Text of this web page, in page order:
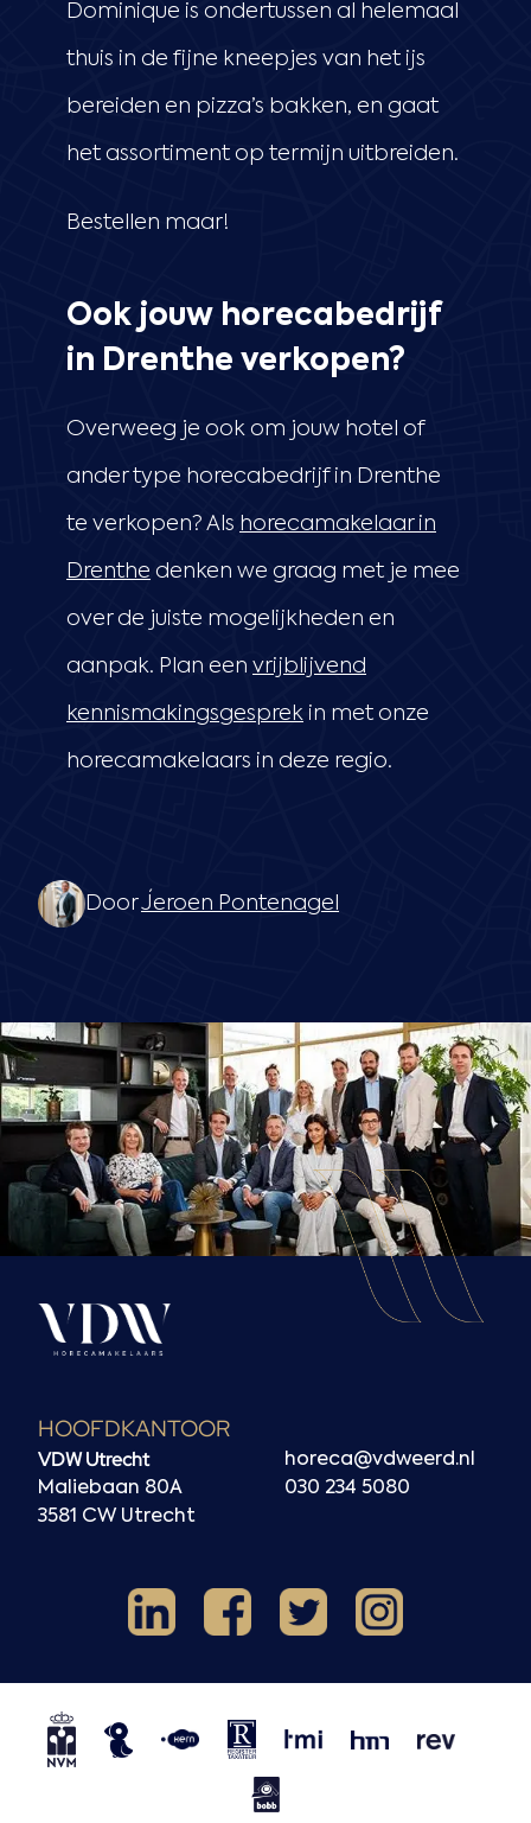
Dominique is ondertussen al helemaal
thuis in de fijne kneepjes van het ijs
bereiden en pizza’s bakken, en gaat
het assortiment op termijn uitbreiden.
Bestellen maar!
Ook jouw horecabedrijf
in Drenthe verkopen?
Overweeg je ook om jouw hotel of
ander type horecabedrijf in Drenthe
te verkopen? Als horecamakelaar in
Drenthe denken we graag met je mee
over de juiste mogelijkheden en
aanpak. Plan een vrijblijvend
kennismakingsgesprek in met onze
horecamakelaars in deze regio.
DoorJeroen Pontenagel
HOOFDKANTOOR
VDW Utrecht
Maliebaan 80A
3581 CW Utrecht
horeca@vdweerd.nl
030 234 5080
LinkedInFacebook
X Instagram
NVM
Horecaspot
Kern
NRVT
TMI HMN REV